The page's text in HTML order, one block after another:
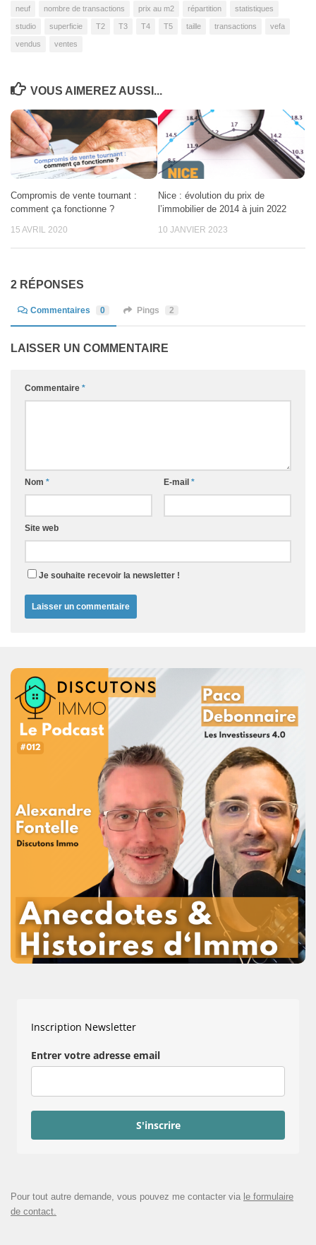
neuf nombre de transactions prix au m2 répartition statistiques
studio superficie T2 T3 T4 T5 taille transactions vefa
vendus ventes
VOUS AIMEREZ AUSSI...
Compromis de vente tournant :
comment ça fonctionne ?
15 AVRIL 2020
Nice : évolution du prix de
l’immobilier de 2014 à juin 2022
10 JANVIER 2023
2 RÉPONSES
Commentaires 0 Pings 2
LAISSER UN COMMENTAIRE
Commentaire *
Nom * E-mail *
Site web
Je souhaite recevoir la newsletter !
Inscription Newsletter
Entrer votre adresse email
S'inscrire
Pour tout autre demande, vous pouvez me contacter via le formulaire
de contact.